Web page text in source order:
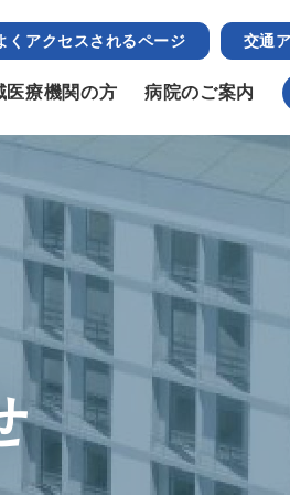
くアクセスされるページ 交通
医療機関の方 病院のご案内